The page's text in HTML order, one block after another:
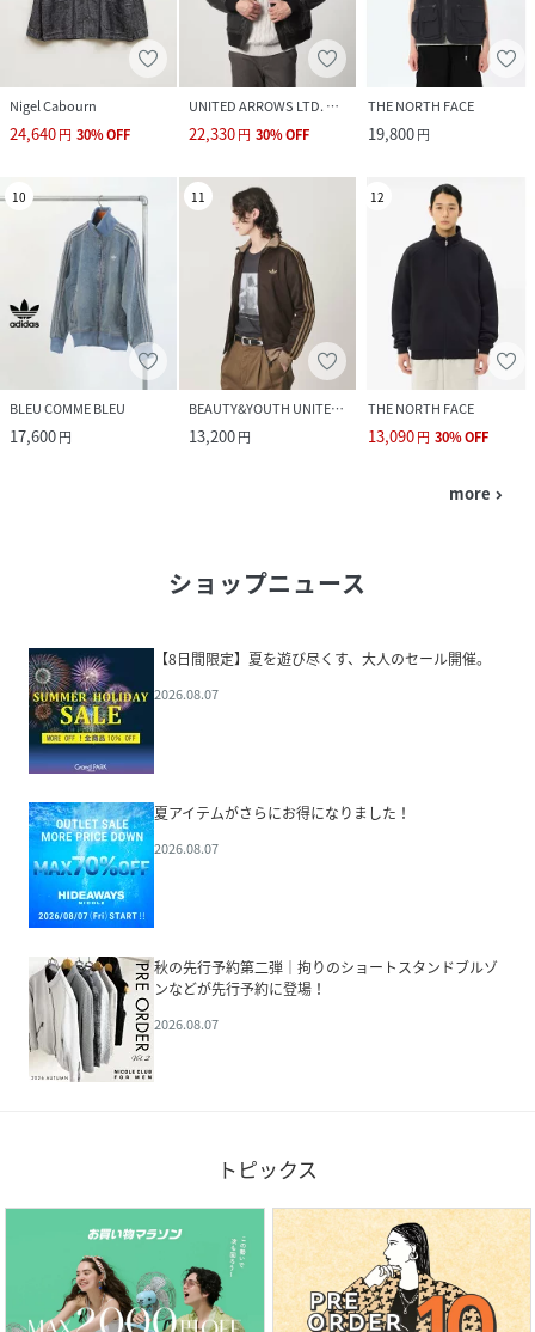
Nigel Cabourn
24,640円 30%OFF
UNITED ARROWS LTD. OUTLET
22,330円 30%OFF
THE NORTH FACE
19,800円
10
BLEU COMME BLEU
17,600円
11
BEAUTY&YOUTH UNITED ARROWS
13,200円
12
THE NORTH FACE
13,090円 30%OFF
more navigate_next
ショップニュース
【8日間限定】夏を遊び尽くす、大人のセール開催。
2026.08.07
夏アイテムがさらにお得になりました！
2026.08.07
秋の先行予約第二弾｜拘りのショートスタンドブルゾ
ンなどが先行予約に登場！
2026.08.07
トピックス